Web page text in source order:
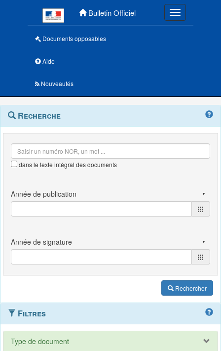
Bulletin Officiel Toggle
Documents opposables
Aide
Nouveautés
Navigation
outils
Menu
contextuel
Recherche
dans le texte intégral des documents
Rechercher
Filtres
Type de document